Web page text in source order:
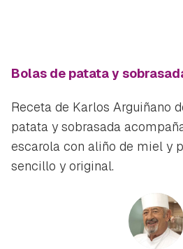
Bolas de patata y
Receta de Karlos Arguiñano
patata y sobrasada
escarola con aliño de miel y
sencillo y original.